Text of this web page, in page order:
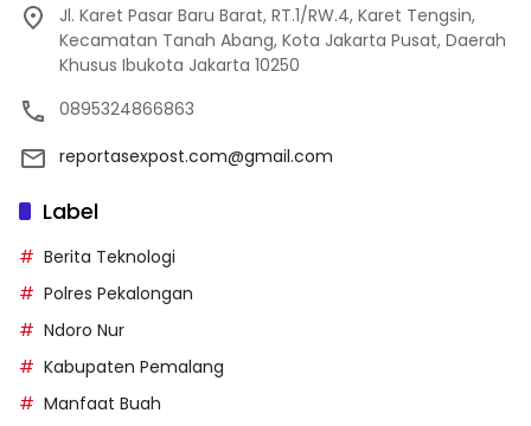
Jl. Karet Pasar Baru Barat, RT.1/RW.4, Karet Tengsin,
Kecamatan Tanah Abang, Kota Jakarta Pusat, Daerah
Khusus Ibukota Jakarta 10250
0895324866863
reportasexpost.com@gmail.com
Label
Berita Teknologi
Polres Pekalongan
Ndoro Nur
Kabupaten Pemalang
Manfaat Buah